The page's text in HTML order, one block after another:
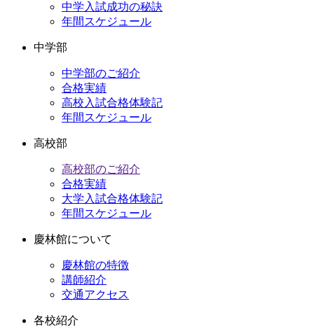
中学入試成功の秘訣
年間スケジュール
中学部
中学部のご紹介
合格実績
高校入試合格体験記
年間スケジュール
高校部
高校部のご紹介
合格実績
大学入試合格体験記
年間スケジュール
慶林館について
慶林館の特徴
講師紹介
交通アクセス
各校紹介